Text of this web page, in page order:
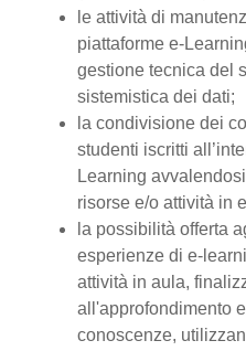
le attività di
piattaforme e-
gestione tecnica del
sistemistica dei dati;
la condivisione dei
studenti iscritti
Learning
risorse e/o attività in
la possibilità offerta
esperienze di e-
attività in aula,
all'approfondimento
conoscenze,